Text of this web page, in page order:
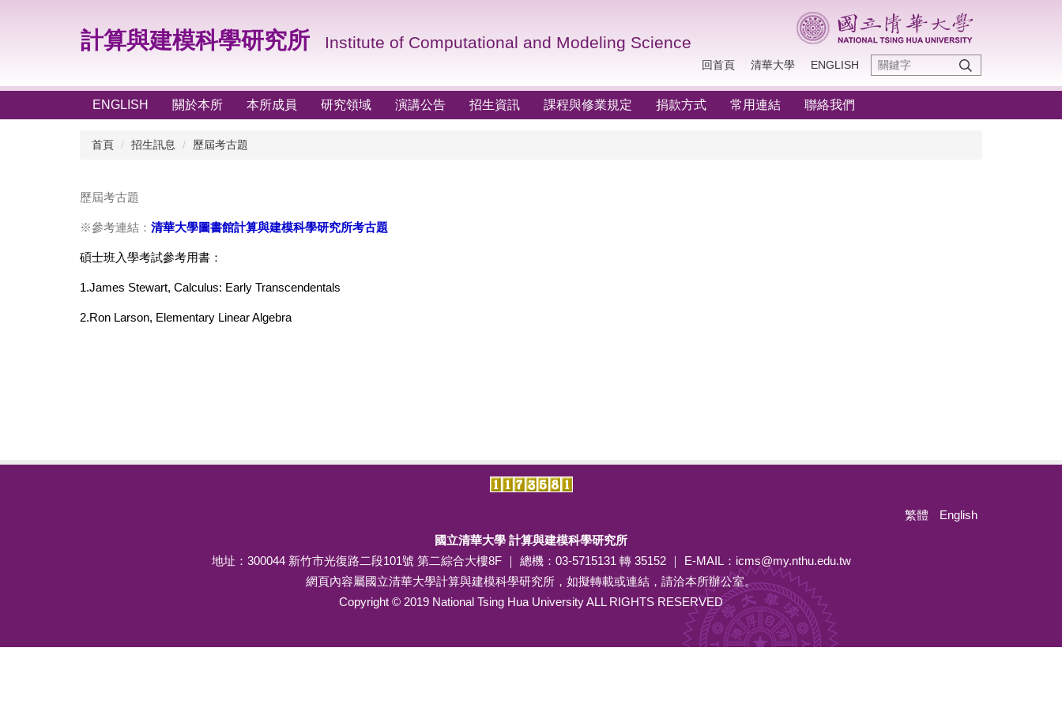
計算與建模科學研究所 Institute of Computational and Modeling Science
回首頁 清華大學 ENGLISH
ENGLISH 關於本所 本所成員 研究領域 演講公告 招生資訊 課程與修業規定 捐款方式 常用連結 聯絡我們
首頁 招生訊息 歷屆考古題
歷屆考古題
※參考連結： 清華大學圖書館計算與建模科學研究所考古題
碩士班入學考試參考用書：
1.James Stewart, Calculus: Early Transcendentals
2.Ron Larson, Elementary Linear Algebra
繁體
English
國立清華大學 計算與建模科學研究所
地址：300044 新竹市光復路二段101號 第二綜合大樓8F ｜ 總機：03-5715131 轉 35152 ｜ E-MAIL： icms@my.nthu.edu.tw
網頁內容屬國立清華大學計算與建模科學研究所，如擬轉載或連結，請洽本所辦公室。
Copyright © 2019 National Tsing Hua University ALL RIGHTS RESERVED